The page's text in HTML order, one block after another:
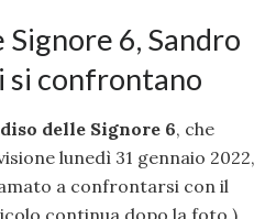
Signore 6, Sandro
confrontano
delle Signore 6, che
lunedì 31 gennaio 2022,
a confrontarsi con il
continua dopo la foto.)